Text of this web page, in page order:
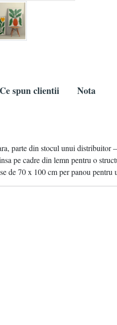
Ce spun clientii Nota
parte din stocul unui
pe cadre din lemn pentru o
de 70 x 100 cm per panou